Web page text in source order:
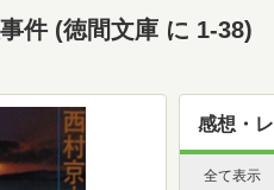
件 (徳間文庫 に 1-38)
感想・
全て表示